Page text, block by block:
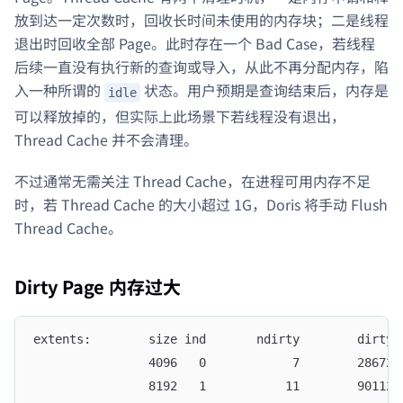
放到达一定次数时，回收长时间未使用的内存块；二是线程
退出时回收全部 Page。此时存在一个 Bad Case，若线程
后续一直没有执行新的查询或导入，从此不再分配内存，陷
入一种所谓的
idle 状态。用户预期是查询结束后，内存是
可以释放掉的，但实际上此场景下若线程没有退出，
Thread Cache 并不会清理。
不过通常无需关注 Thread Cache，在进程可用内存不足
时，若 Thread Cache 的大小超过 1G，Doris 将手动 Flush
Thread Cache。
Dirty Page 内存过大
extents:        size ind       ndirty        dirty
4096   0            7
8192   1           11